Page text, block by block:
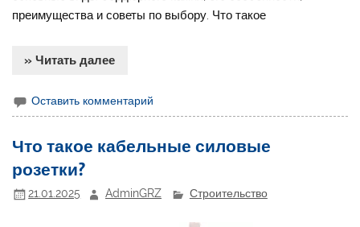
преимущества и советы по выбору. Что такое
» Читать далее
Оставить комментарий
Что такое кабельные силовые
розетки?
21.01.2025 AdminGRZ Строительство